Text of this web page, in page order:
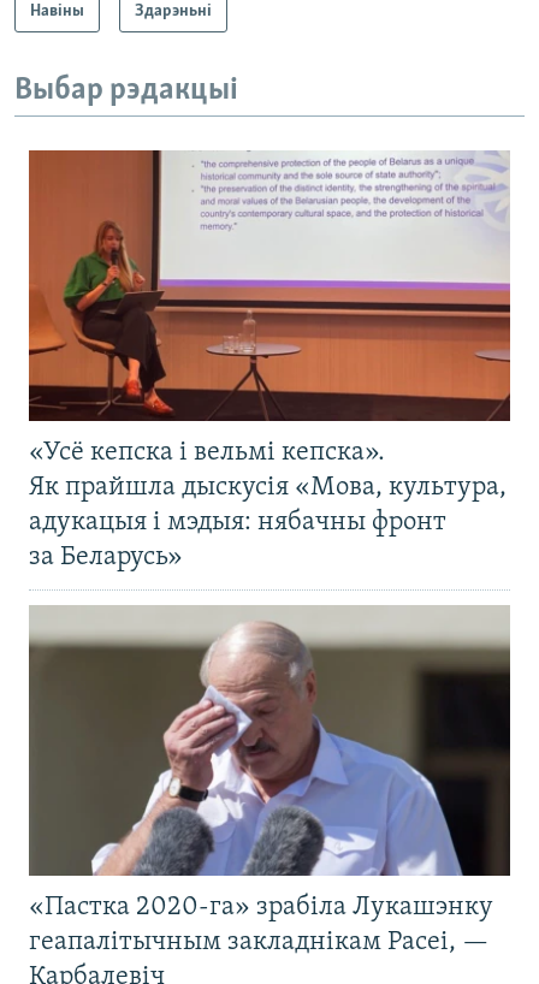
Навіны Здарэньні
Выбар рэдакцыі
«Усё кепска і вельмі кепска».
Як прайшла дыскусія «Мова, культура,
адукацыя і мэдыя: нябачны фронт
за Беларусь»
«Пастка 2020-га» зрабіла Лукашэнку
геапалітычным закладнікам Расеі, —
Карбалевіч